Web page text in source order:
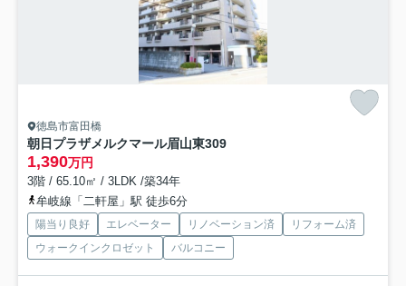
徳島市富田橋
朝日プラザメルクマール眉山東309
1,390万円
3階 / 65.10㎡ / 3LDK /築34年
牟岐線「二軒屋」駅 徒歩6分
陽当り良好 エレベーター リノベーション済
リフォーム済
ウォークインクロゼット
バルコニー